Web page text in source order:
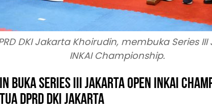
DKI Jakarta Khoirudin, membuka Series
INKAI Championship.
Buka Series III Jakarta Open INKAI
DPRD DKI Jakarta